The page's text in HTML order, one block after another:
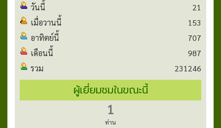
วันนี้
21
เมื่อวานนี้
153
อาทิตย์นี้
707
เดือนนี้
987
รวม
231246
ผู้เยี่ยมชมในขณะนี้
1
ท่าน